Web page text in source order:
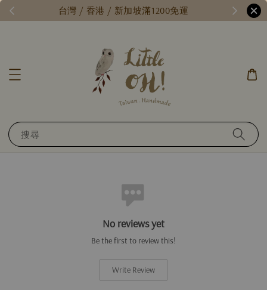
台灣 / 香港 / 新加坡滿1200免運
搜尋
No reviews yet
Be the first to review this!
Write Review